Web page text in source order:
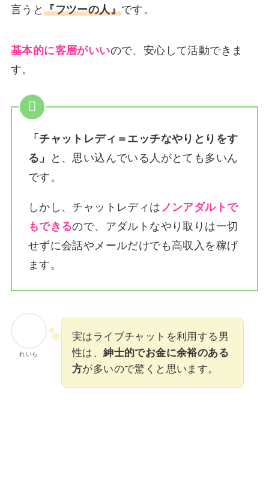
言うと『フツーの人』です。
基本的に客層がいいので、安心して活動できま
す。
「チャットレディ＝エッチなやりとりをす
る」
と、思い込んでいる人がとても多いん
です。
しかし、チャットレディは ノンアダルトで
もできるので、アダルトなやり取りは一切
せずに会話やメールだけでも高収入を稼げ
ます。
れいら
実はライブチャットを利用する男
性は、紳士的でお金に余裕のある
方が多いので驚くと思います。